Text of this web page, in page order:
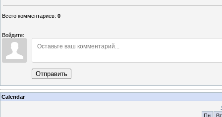
Всего комментариев: 0
Войдите:
Отправить
Calendar
Пн
Вт